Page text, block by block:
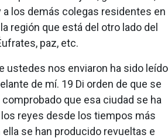
a los demás colegas residentes en
región que está del otro lado del
paz, etc.
ustedes nos enviaron ha sido leído
de mí. 19 Di orden de que se
que esa ciudad se ha
reyes desde los tiempos más
se han producido revueltas e